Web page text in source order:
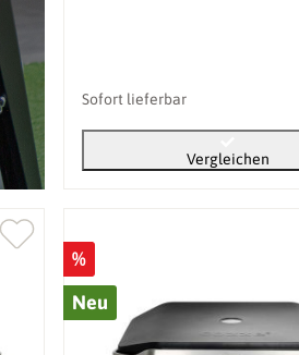
Sofort lieferbar
Vergleichen
%
Neu